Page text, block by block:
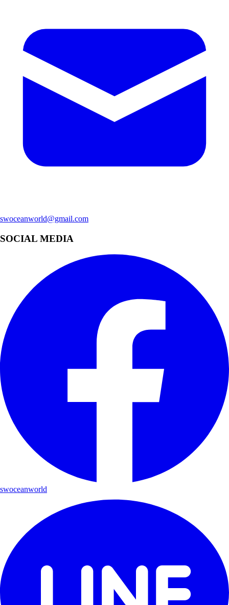
swoceanworld@gmail.com
SOCIAL MEDIA
swoceanworld